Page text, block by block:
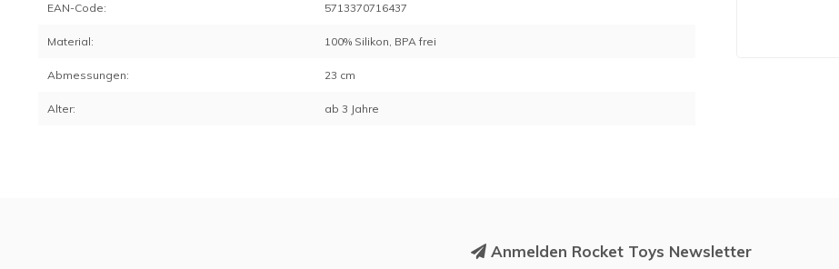
EAN-Code: 5713370716437
Material: 100% Silikon, BPA frei
Abmessungen: 23 cm
Alter: ab 3 Jahre
Anmelden Rocket Toys Newsletter